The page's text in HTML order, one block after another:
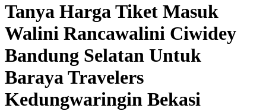
Tanya Harga Tiket Masuk
Walini Rancawalini Ciwidey
Bandung Selatan Untuk
Baraya Travelers
Kedungwaringin Bekasi